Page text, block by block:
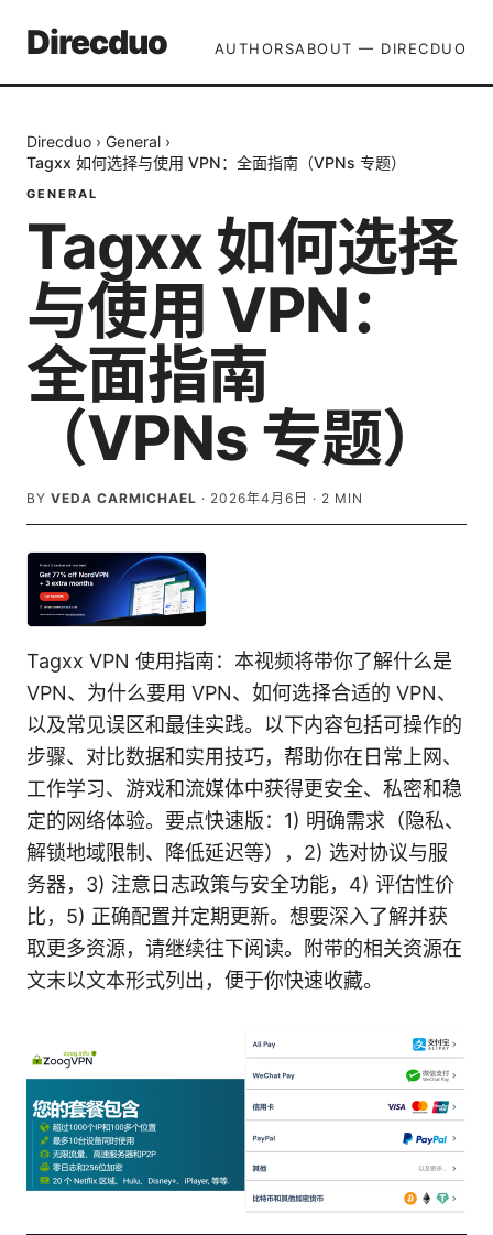
Direcduo AUTHORSABOUT — DIRECDUO
Direcduo › General ›
Tagxx 如何选择与使用 VPN：全面指南（VPNs 专题）
GENERAL
Tagxx 如何选择
与使用 VPN：
全面指南
（VPNs 专题）
BY VEDA CARMICHAEL · 2026年4月6日 · 2 MIN
Tagxx VPN 使用指南：本视频将带你了解什么是
VPN、为什么要用 VPN、如何选择合适的 VPN、
以及常见误区和最佳实践。以下内容包括可操作的
步骤、对比数据和实用技巧，帮助你在日常上网、
工作学习、游戏和流媒体中获得更安全、私密和稳
定的网络体验。要点快速版：1) 明确需求（隐私、
解锁地域限制、降低延迟等），2) 选对协议与服
务器，3) 注意日志政策与安全功能，4) 评估性价
比，5) 正确配置并定期更新。想要深入了解并获
取更多资源，请继续往下阅读。附带的相关资源在
文末以文本形式列出，便于你快速收藏。